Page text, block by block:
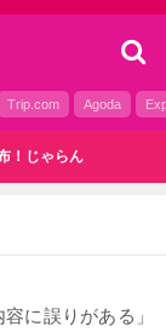
Trip.com Agoda
！じゃらん
に誤りがある」